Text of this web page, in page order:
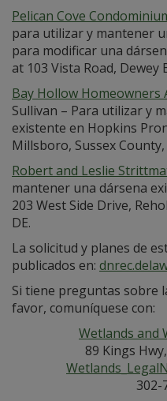
Pelican Cove
para utilizar y mantener
para modificar una
at 103 Vista Road, Dewey
Bay Hollow Homeowners
Sullivan – Para utilizar y
existente en Hopkins
Millsboro, Sussex County,
Robert and Leslie
mantener una dársena
203 West Side Drive,
DE.
La solicitud y planes de
publicados en:
Si tiene preguntas sobre
favor, comuníquese con:
Wetlands and
89 Kings
302-